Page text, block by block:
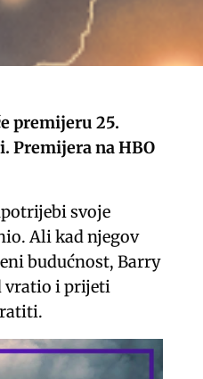
premijeru 25.
Premijera na HBO
svoje
Ali kad njegov
budućnost, Barry
vratio i prijeti